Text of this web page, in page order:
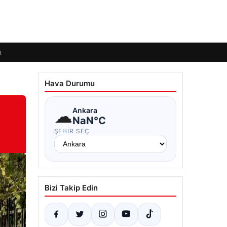
Hava Durumu
☁Ankara
NaN°C
ŞEHIR SEÇ
Bizi Takip Edin